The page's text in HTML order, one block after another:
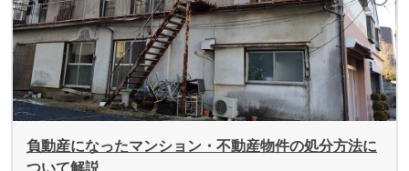
負動産になったマンション・不動産物件の処分方法に